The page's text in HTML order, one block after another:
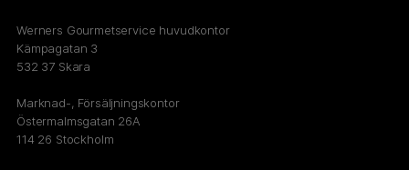
Werners Gourmetservice huvudkontor
Kämpagatan 3
532 37 Skara
Marknad-, Försäljningskontor
Östermalmsgatan 26A
114 26 Stockholm